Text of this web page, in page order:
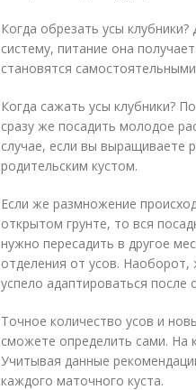
Когда обрезать усы
систему, питание она
становятся
Когда сажать усы клубники?
сразу же посадить молодое
случае, если вы выращиваете
родительским кустом.
Если же размножение
открытом грунте, то вся
нужно пересадить в другое
отделения от усов.
успело адаптироваться после
Точное количество усов и
сможете определить сами. На
Учитывая данные
каждого маточного куста.